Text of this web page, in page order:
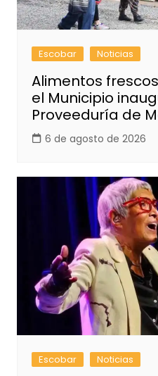
Escobar Noticias
Alimentos
el Municipio
Proveeduría de
6 de agosto de 2026
Escobar Noticias